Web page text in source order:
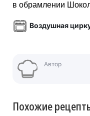
в обрамлении
Воздушная
Автор
Похожие